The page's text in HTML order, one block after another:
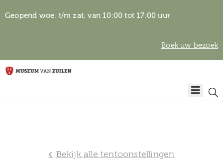
Geopend woe. t/m zat. van 10:00 tot 17:00 uur
Boek uw bezoek
Home
Bekijk alle tentoonstellingen
Algemene